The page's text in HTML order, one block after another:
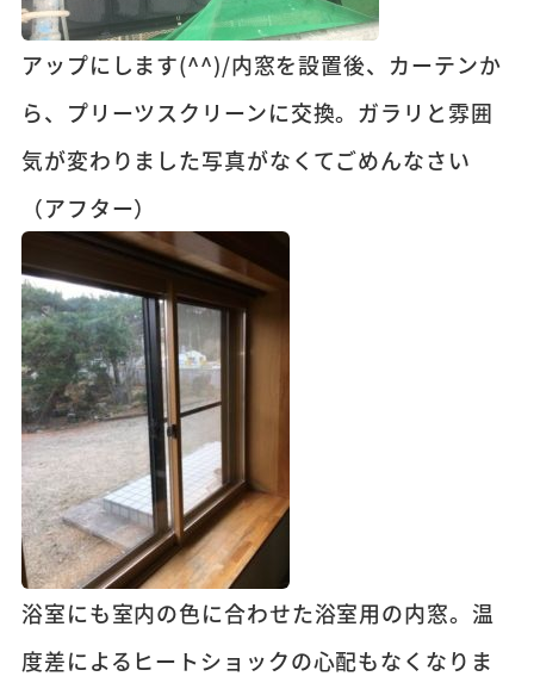
アップにします(^^)/内窓を設置後、カーテンか
ら、プリーツスクリーンに交換。ガラリと雰囲
気が変わりました写真がなくてごめんなさい
（アフター）
浴室にも室内の色に合わせた浴室用の内窓。温
度差によるヒートショックの心配もなくなりま